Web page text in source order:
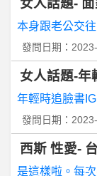
時空之門-
本身跟老公交
發問日期：
年輕時追臉書
發問日期：